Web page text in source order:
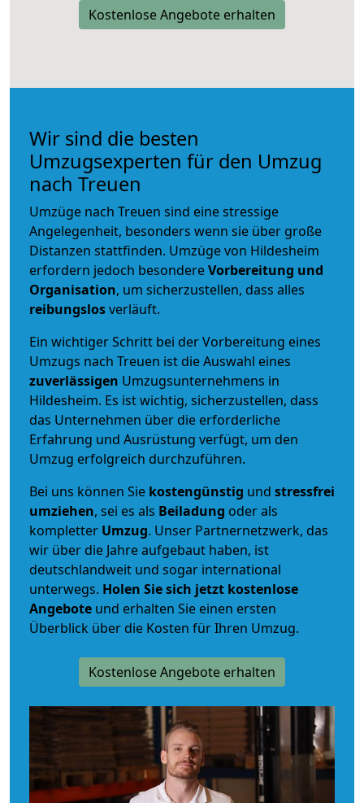
Kostenlose Angebote erhalten
Wir sind die besten
Umzugsexperten für den Umzug
nach Treuen
Umzüge nach Treuen sind eine stressige
Angelegenheit, besonders wenn sie über große
Distanzen stattfinden. Umzüge von Hildesheim
erfordern jedoch besondereVorbereitung und
Organisation, um sicherzustellen, dass alles
reibungslosverläuft.
Ein wichtiger Schritt bei der Vorbereitung eines
Umzugs nach Treuen ist die Auswahl eines
zuverlässigen Umzugsunternehmens in
Hildesheim. Es ist wichtig, sicherzustellen, dass
das Unternehmen über die erforderliche
Erfahrung und Ausrüstung verfügt, um den
Umzug erfolgreich durchzuführen.
Bei uns können Sie kostengünstig und stressfrei
umziehen, sei es als Beiladung oder als
kompletter Umzug. Unser Partnernetzwerk, das
wir über die Jahre aufgebaut haben, ist
deutschlandweit und sogar international
unterwegs. Holen Sie sich jetzt kostenlose
Angebote und erhalten Sie einen ersten
Überblick über die Kosten für Ihren Umzug.
Kostenlose Angebote erhalten